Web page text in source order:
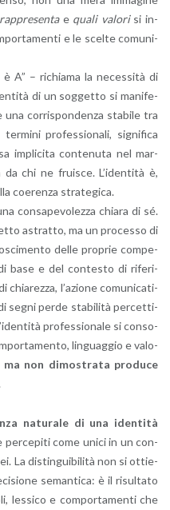
e quali va­lo­risi in­
e le scel­te co­mu­ni­
A” – ri­chia­ma la ne­ces­si­tà di
di un sog­get­to si ma­ni­fe­
una cor­ri­spon­den­za sta­bi­le tra
pro­fes­sio­na­li, si­gni­fi­ca
im­pli­ci­ta con­te­nu­ta nel mar­
chi ne frui­sce. L’i­den­ti­tà è,
coe­ren­za stra­te­gi­ca.
con­sa­pe­vo­lez­za chia­ra di sé.
astrat­to, ma un pro­ces­so di
delle pro­prie com­pe­
base e del con­te­sto di ri­fe­ri­
chia­rez­za, l’a­zio­ne co­mu­ni­ca­ti­
segni perde sta­bi­li­tà per­cet­ti­
pro­fes­sio­na­le si con­so­
lin­guag­gio e va­lo­
ma non di­mo­stra­ta pro­du­ce
na­tu­ra­le di una iden­ti­tà
per­ce­pi­ti come unici in un con­
La di­stin­gui­bi­li­tà non si ot­tie­
se­man­ti­ca: è il ri­sul­ta­to
les­si­co e com­por­ta­men­ti che